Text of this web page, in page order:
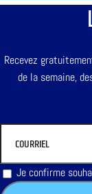
Recevez
de la semaine,
Je confirme